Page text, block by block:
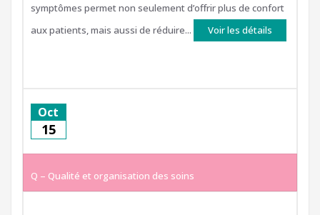
symptômes permet non seulement d’offrir plus de confort
aux patients, mais aussi de réduire...
Voir les détails
15
Oct
Q – Qualité et organisation des soins